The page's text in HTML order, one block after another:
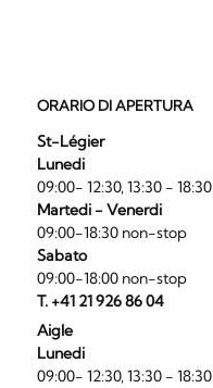
ORARIO DI APERTURA
St-Légier
Lunedi
09:00- 12:30, 13:30 - 18:30
Martedi - Venerdi
09:00-18:30 non-stop
Sabato
09:00-18:00 non-stop
T. +41 21 926 86 04
Aigle
Lunedi
09:00- 12:30, 13:30 - 18:30